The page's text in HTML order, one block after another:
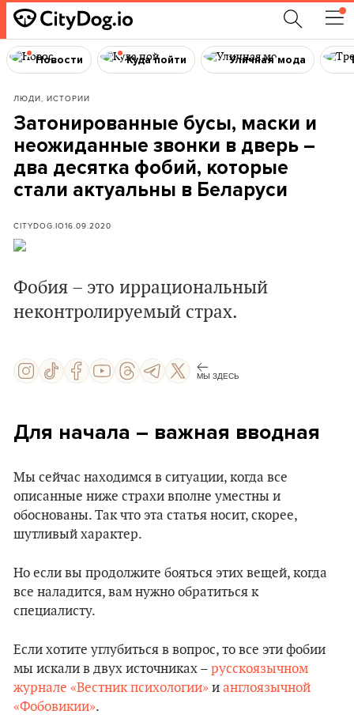
Новости Куда пойти Уличная мода
ЛЮДИ, ИСТОРИИ
Затонированные бусы, маски и
неожиданные звонки в дверь –
два десятка фобий, которые
стали актуальны в Беларуси
CITYDOG.IO16.09.2020
Фобия – это иррациональный
неконтролируемый страх.
МЫ ЗДЕСЬ
Для начала – важная вводная
Мы сейчас находимся в ситуации, когда все
описанные ниже страхи вполне уместны и
обоснованы. Так что эта статья носит, скорее,
шутливый характер.
Но если вы продолжите бояться этих вещей, когда
все наладится, вам нужно обратиться к
специалисту.
Если хотите углубиться в вопрос, то все эти фобии
мы искали в двух источниках – русскоязычном
журнале «Вестник психологии» и англоязычной
«Фобовикии».